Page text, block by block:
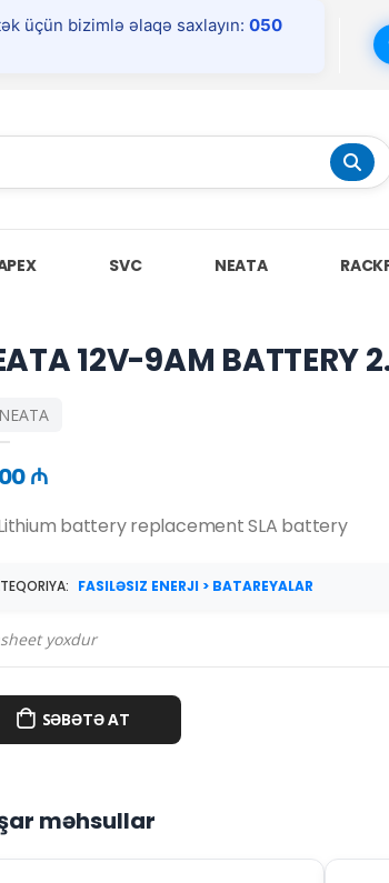
üçün bizimlə əlaqə saxlayın: 050
SVC NEATA
12V-9AM BATTERY
NEATA
₼
Lithium battery replacement SLA battery
FASILƏSIZ ENERJI > BATAREYALAR
yoxdur
SƏBƏTƏ AT
məhsullar